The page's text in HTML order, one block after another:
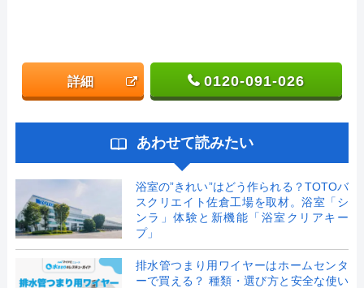
詳細 0120-091-026
あわせて読みたい
浴室の”きれい”はどう作られる？TOTOバ
スクリエイト佐倉工場を取材。浴室「シ
ンラ」体験と新機能「浴室クリアキー
プ」
排水管つまり用ワイヤーはホームセンタ
ーで買える？ 種類・選び方と安全な使い